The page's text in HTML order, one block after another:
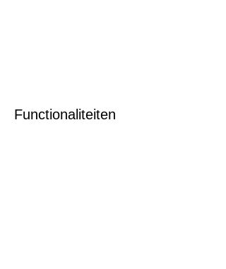
Functionaliteiten